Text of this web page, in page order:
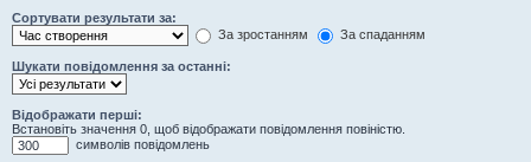
Сортувати результати за:
За зростанням
За спаданням
Шукати повідомлення за останні:
Відображати перші:
Встановіть значення 0, щоб відображати повідомлення повіністю.
символів повідомлень